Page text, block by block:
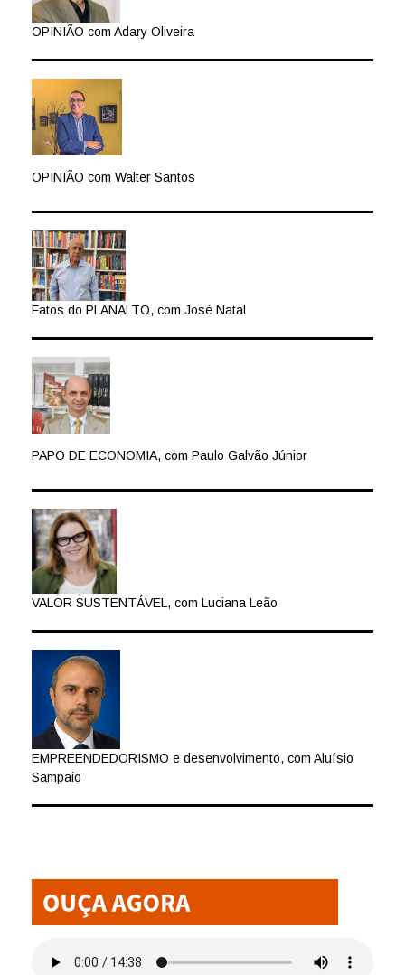
OPINIÃO com Adary Oliveira
OPINIÃO com Walter Santos
Fatos do PLANALTO, com José Natal
PAPO DE ECONOMIA, com Paulo Galvão Júnior
VALOR SUSTENTÁVEL, com Luciana Leão
EMPREENDEDORISMO e desenvolvimento, com Aluísio
Sampaio